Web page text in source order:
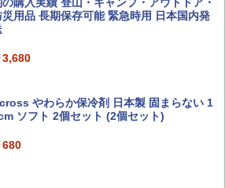
No.89 特集 星野道夫 夢見る旅
（エアライン）2026年9月号【特
地球の歩き方 チェコ ポーランド スロヴ
キア 2026～2027 地球の歩き方A ヨーロッ
しい日本地理 地図・統計・移動から読み
ティング フルクローズ メッシュ 3-4人用
単設置 ポップアップテント エクルベージ
の購入実績 登山・キャンプ・アウトドア・
災用品 長期保存可能 緊急時用 日本国内発
3,680
やわらか保冷剤 日本製 固まらない 1
ソフト 2個セット (2個セット)
680